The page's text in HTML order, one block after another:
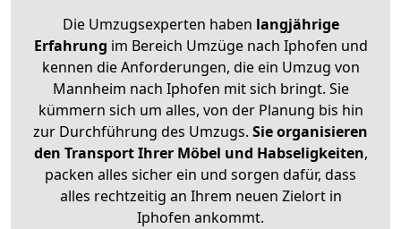
Die Umzugsexperten haben langjährige
Erfahrung im Bereich Umzüge nach Iphofen und
kennen die Anforderungen, die ein Umzug von
Mannheim nach Iphofen mit sich bringt. Sie
kümmern sich um alles, von der Planung bis hin
zur Durchführung des Umzugs. Sie organisieren
den Transport Ihrer Möbel und Habseligkeiten,
packen alles sicher ein und sorgen dafür, dass
alles rechtzeitig an Ihrem neuen Zielort in
Iphofen ankommt.